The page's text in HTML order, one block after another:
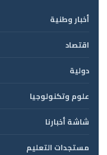
أخبار وطنية
اقتصاد
دولية
علوم وتكنولوجيا
شاشة أخبارنا
مستجدات التعليم